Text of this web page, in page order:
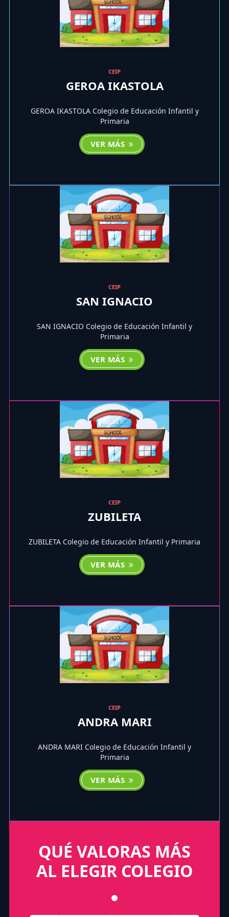
CEIP
GEROA IKASTOLA
GEROA IKASTOLA Colegio de Educación Infantil y
Primaria
VER MÁS
CEIP
SAN IGNACIO
SAN IGNACIO Colegio de Educación Infantil y
Primaria
VER MÁS
CEIP
ZUBILETA
ZUBILETA Colegio de Educación Infantil y Primaria
VER MÁS
CEIP
ANDRA MARI
ANDRA MARI Colegio de Educación Infantil y
Primaria
VER MÁS
QUÉ VALORAS MÁS
AL ELEGIR COLEGIO